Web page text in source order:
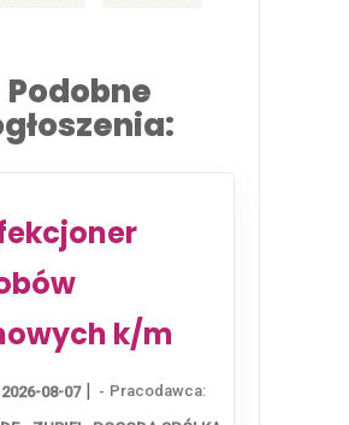
Podobne
k/m
2026-08-07| Pracodawca: